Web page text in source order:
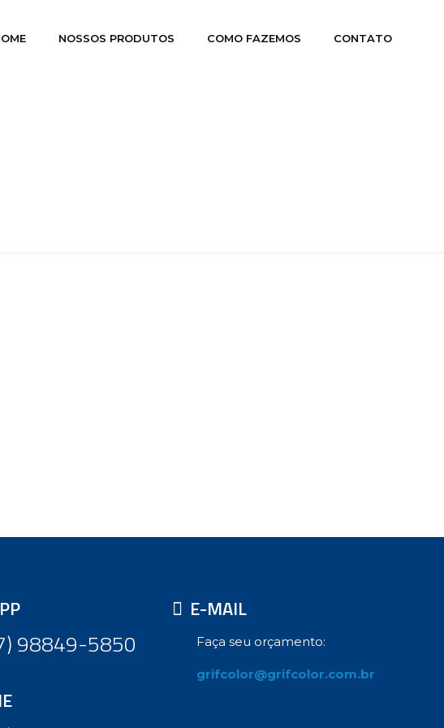
NOSSOS PRODUTOS COMO FAZEMOS CONTATO
98849-5850
E-MAIL
Faça seu orçamento:
grifcolor@grifcolor.com.br